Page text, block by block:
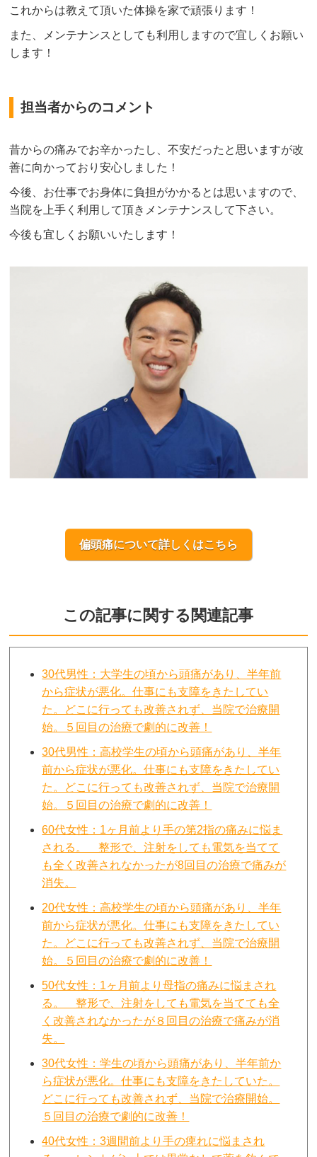
これからは教えて頂いた体操を家で頑張ります！
また、メンテナンスとしても利用しますので宜しくお願い
します！
担当者からのコメント
昔からの痛みでお辛かったし、不安だったと思いますが改
善に向かっており安心しました！
今後、お仕事でお身体に負担がかかるとは思いますので、
当院を上手く利用して頂きメンテナンスして下さい。
今後も宜しくお願いいたします！
偏頭痛について詳しくはこちら
この記事に関する関連記事
30代男性：大学生の頃から頭痛があり、半年前
から症状が悪化。仕事にも支障をきたしてい
た。どこに行っても改善されず、当院で治療開
始。５回目の治療で劇的に改善！
30代男性：高校学生の頃から頭痛があり、半年
前から症状が悪化。仕事にも支障をきたしてい
た。どこに行っても改善されず、当院で治療開
始。５回目の治療で劇的に改善！
60代女性：1ヶ月前より手の第2指の痛みに悩ま
される。 整形で、注射をしても電気を当てて
も全く改善されなかったが8回目の治療で痛みが
消失。
20代女性：高校学生の頃から頭痛があり、半年
前から症状が悪化。仕事にも支障をきたしてい
た。どこに行っても改善されず、当院で治療開
始。５回目の治療で劇的に改善！
50代女性：1ヶ月前より母指の痛みに悩まされ
る。 整形で、注射をしても電気を当てても全
く改善されなかったが８回目の治療で痛みが消
失。
30代女性：学生の頃から頭痛があり、半年前か
ら症状が悪化。仕事にも支障をきたしていた。
どこに行っても改善されず、当院で治療開始。
５回目の治療で劇的に改善！
40代女性：3週間前より手の痺れに悩まされ